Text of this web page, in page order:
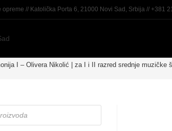
opreme // Katolička Porta 6, 21000 Novi Sad, Srbija // +381
I – Olivera Nikolić | za I i II razred srednje muzičke